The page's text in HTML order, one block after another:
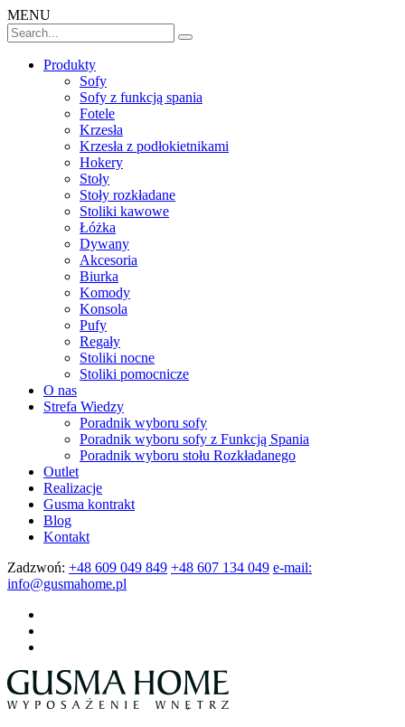
MENU
Produkty
Sofy
Sofy z funkcją spania
Fotele
Krzesła
Krzesła z podłokietnikami
Hokery
Stoły
Stoły rozkładane
Stoliki kawowe
Łóżka
Dywany
Akcesoria
Biurka
Komody
Konsola
Pufy
Regały
Stoliki nocne
Stoliki pomocnicze
O nas
Strefa Wiedzy
Poradnik wyboru sofy
Poradnik wyboru sofy z Funkcją Spania
Poradnik wyboru stołu Rozkładanego
Outlet
Realizacje
Gusma kontrakt
Blog
Kontakt
Zadzwoń: +48 609 049 849 +48 607 134 049 e-mail:
info@gusmahome.pl